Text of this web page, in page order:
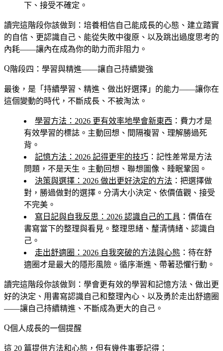
下、接受不確定。
讀完這階段你該做到 ：培養相信自己能成長的心態、建立踏實
的自信、更認識自己、能從失敗中復原、以及跳出過度思考的
內耗——讓內在成為你的助力而非阻力。
階段四：學習與精進——讓自己持續變強
最後，是「持續學習、精進、做出好選擇」的能力——讓你在
這個變動的時代，不斷成長、不被淘汰。
學習方法：2026 更有效率地學會新東西 ：費力才是
有效學習的標誌。主動回想、間隔複習、理解勝過死
背。
記憶方法：2026 記得更牢的技巧 ：記性差常是方法
問題，不是天生。主動回想、聯想圖像、睡眠鞏固。
決策與選擇：2026 做出更好決定的方法 ：把選擇做
對，勝過做對的選擇。分清大小決定、依價值觀、接受
不完美。
寫日記與自我反思：2026 認識自己的工具 ：價值在
書寫當下的整理與看見。整理思緒、釐清情緒、認識自
己。
走出舒適圈：2026 自我突破的方法與心態 ：待在舒
適圈才是最大的隱形風險。循序漸進、帶著恐懼行動。
讀完這階段你該做到 ：學會更有效的學習和記憶方法、做出更
好的決定、用書寫認識自己和整理內心、以及勇於走出舒適圈
——讓自己持續精進、不斷成為更大的自己。
個人成長的一個提醒
這 20 篇提供方法和心態，但有幾件事要記得：